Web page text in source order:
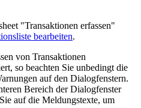
"Transaktionen erfassen"
bearbeiten.
von Transaktionen
so beachten Sie unbedingt die
auf den Dialogfenstern.
Bereich der Dialogfenster
auf die Meldungstexte, um